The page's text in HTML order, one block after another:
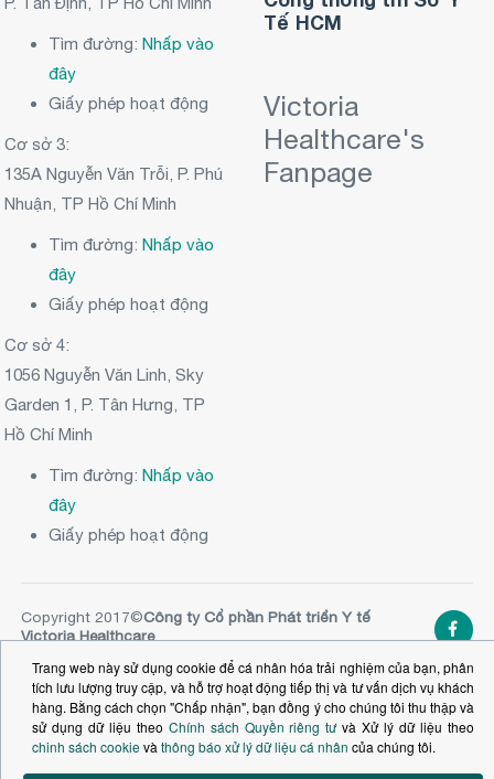
Tìm đường:Nhấp vào
đây
Giấy phép hoạt động
Cơ sở 3:
135A Nguyễn Văn Trỗi, P. Phú
Nhuận, TP Hồ Chí Minh
Tìm đường:Nhấp vào
đây
Giấy phép hoạt động
Cơ sở 4:
1056 Nguyễn Văn Linh, Sky
Garden 1, P. Tân Hưng, TP
Hồ Chí Minh
Tìm đường:Nhấp vào
đây
Giấy phép hoạt động
Tế HCM
Victoria
Healthcare's
Fanpage
Copyright 2017©Công ty Cổ phần Phát triển Y tế
Victoria Healthcare
Vĩnh Tường- Tổng Giám đốc
SỐ ĐKKD:0313020981. Ủy ban nhân dân TPHCM
cấp ngày 20.11.2014 (Đăng ký thay đổi lần thứ 10,
24 tháng 12 năm 2024)
Trang web này sử dụng cookie để cá nhân hóa trải nghiệm của bạn, phân
tích lưu lượng truy cập, và hỗ trợ hoạt động tiếp thị và tư vấn dịch vụ khách
hàng. Bằng cách chọn "Chấp nhận", bạn đồng ý cho chúng tôi thu thập và
sử dụng dữ liệu theo Chính sách Quyền riêng tưvà Xử lý dữ liệu theo
chinh sách cookievà thông báo xử lý dữ liệu cá nhân của chúng tôi.